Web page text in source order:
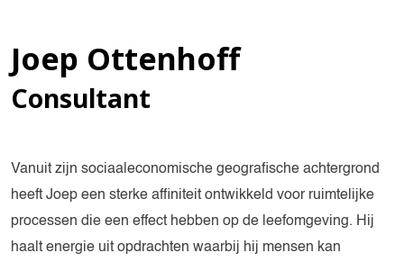
Joep Ottenhoff
Consultant
Vanuit zijn sociaaleconomische geografische achtergrond
heeft Joep een sterke affiniteit ontwikkeld voor ruimtelijke
processen die een effect hebben op de leefomgeving. Hij
haalt energie uit opdrachten waarbij hij mensen kan